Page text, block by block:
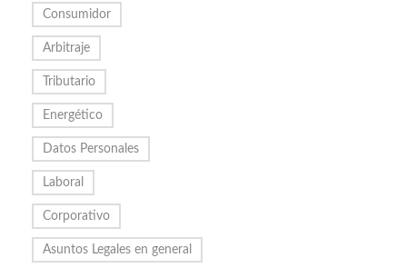
Consumidor
Arbitraje
Tributario
Energético
Datos Personales
Laboral
Corporativo
Asuntos Legales en general